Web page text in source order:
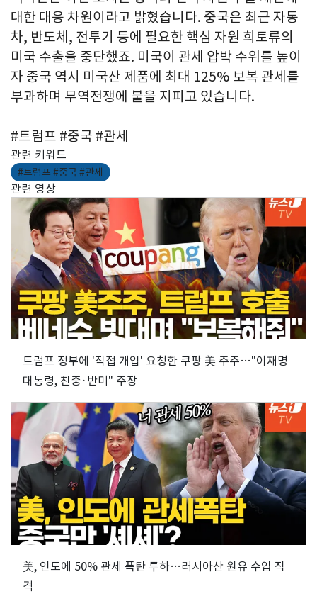
대한 대응 차원이라고 밝혔습니다. 중국은 최근 자동
차, 반도체, 전투기 등에 필요한 핵심 자원 희토류의
미국 수출을 중단했죠. 미국이 관세 압박 수위를 높이
자 중국 역시 미국산 제품에 최대 125% 보복 관세를
부과하며 무역전쟁에 불을 지피고 있습니다.
#트럼프 #중국 #관세
관련 키워드
#트럼프 #중국 #관세
관련 영상
트럼프 정부에 '직접 개입' 요청한 쿠팡 美 주주…"이재명
대통령, 친중·반미" 주장
美, 인도에 50% 관세 폭탄 투하…러시아산 원유 수입 직
격